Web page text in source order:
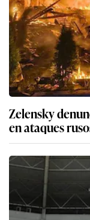
Zelensky
en ataques